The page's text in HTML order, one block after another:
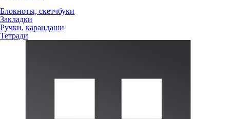
Блокноты, скетчбуки
Закладки
Ручки, карандаши
Тетради